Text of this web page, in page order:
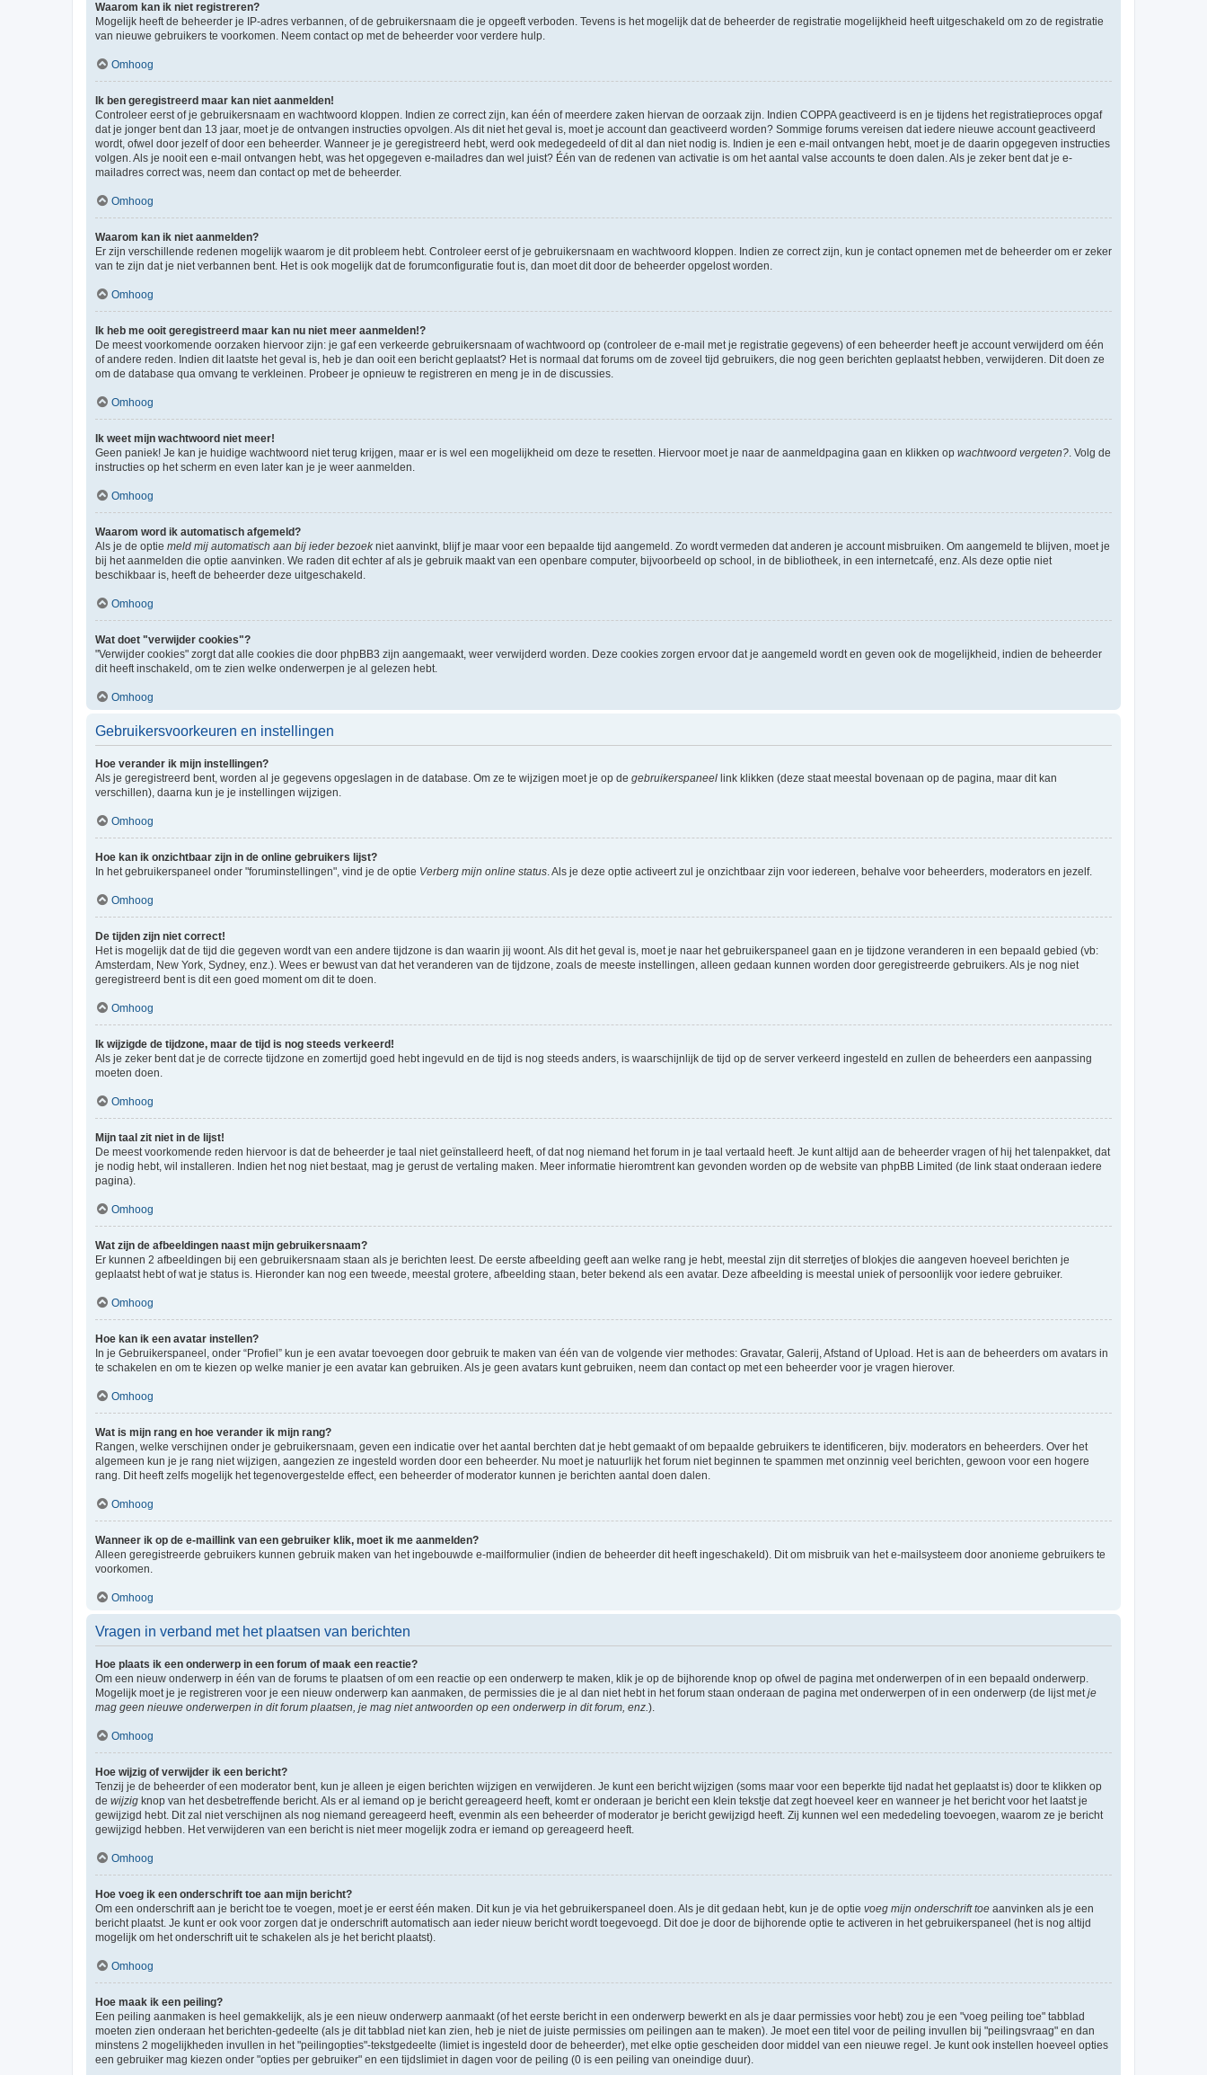
Waarom kan ik niet registreren?
Mogelijk heeft de beheerder je IP-adres verbannen, of de gebruikersnaam die je opgeeft verboden. Tevens is het mogelijk dat de beheerder de registratie mogelijkheid heeft uitgeschakeld om zo de registratie
van nieuwe gebruikers te voorkomen. Neem contact op met de beheerder voor verdere hulp.
Omhoog
Ik ben geregistreerd maar kan niet aanmelden!
Controleer eerst of je gebruikersnaam en wachtwoord kloppen. Indien ze correct zijn, kan één of meerdere zaken hiervan de oorzaak zijn. Indien COPPA geactiveerd is en je tijdens het registratieproces opgaf
dat je jonger bent dan 13 jaar, moet je de ontvangen instructies opvolgen. Als dit niet het geval is, moet je account dan geactiveerd worden? Sommige forums vereisen dat iedere nieuwe account geactiveerd
wordt, ofwel door jezelf of door een beheerder. Wanneer je je geregistreerd hebt, werd ook medegedeeld of dit al dan niet nodig is. Indien je een e-mail ontvangen hebt, moet je de daarin opgegeven instructies
volgen. Als je nooit een e-mail ontvangen hebt, was het opgegeven e-mailadres dan wel juist? Één van de redenen van activatie is om het aantal valse accounts te doen dalen. Als je zeker bent dat je e-
mailadres correct was, neem dan contact op met de beheerder.
Omhoog
Waarom kan ik niet aanmelden?
Er zijn verschillende redenen mogelijk waarom je dit probleem hebt. Controleer eerst of je gebruikersnaam en wachtwoord kloppen. Indien ze correct zijn, kun je contact opnemen met de beheerder om er zeker
van te zijn dat je niet verbannen bent. Het is ook mogelijk dat de forumconfiguratie fout is, dan moet dit door de beheerder opgelost worden.
Omhoog
Ik heb me ooit geregistreerd maar kan nu niet meer aanmelden!?
De meest voorkomende oorzaken hiervoor zijn: je gaf een verkeerde gebruikersnaam of wachtwoord op (controleer de e-mail met je registratie gegevens) of een beheerder heeft je account verwijderd om één
of andere reden. Indien dit laatste het geval is, heb je dan ooit een bericht geplaatst? Het is normaal dat forums om de zoveel tijd gebruikers, die nog geen berichten geplaatst hebben, verwijderen. Dit doen ze
om de database qua omvang te verkleinen. Probeer je opnieuw te registreren en meng je in de discussies.
Omhoog
Ik weet mijn wachtwoord niet meer!
Geen paniek! Je kan je huidige wachtwoord niet terug krijgen, maar er is wel een mogelijkheid om deze te resetten. Hiervoor moet je naar de aanmeldpagina gaan en klikken op wachtwoord vergeten?. Volg de
instructies op het scherm en even later kan je je weer aanmelden.
Omhoog
Waarom word ik automatisch afgemeld?
Als je de optie meld mij automatisch aan bij ieder bezoekniet aanvinkt, blijf je maar voor een bepaalde tijd aangemeld. Zo wordt vermeden dat anderen je account misbruiken. Om aangemeld te blijven, moet je
bij het aanmelden die optie aanvinken. We raden dit echter af als je gebruik maakt van een openbare computer, bijvoorbeeld op school, in de bibliotheek, in een internetcafé, enz. Als deze optie niet
beschikbaar is, heeft de beheerder deze uitgeschakeld.
Omhoog
Wat doet "verwijder cookies"?
"Verwijder cookies" zorgt dat alle cookies die door phpBB3 zijn aangemaakt, weer verwijderd worden. Deze cookies zorgen ervoor dat je aangemeld wordt en geven ook de mogelijkheid, indien de beheerder
dit heeft inschakeld, om te zien welke onderwerpen je al gelezen hebt.
Omhoog
Gebruikersvoorkeuren en instellingen
Hoe verander ik mijn instellingen?
Als je geregistreerd bent, worden al je gegevens opgeslagen in de database. Om ze te wijzigen moet je op de gebruikerspaneel link klikken (deze staat meestal bovenaan op de pagina, maar dit kan
verschillen), daarna kun je je instellingen wijzigen.
Omhoog
Hoe kan ik onzichtbaar zijn in de online gebruikers lijst?
In het gebruikerspaneel onder "foruminstellingen", vind je de optie Verberg mijn online status. Als je deze optie activeert zul je onzichtbaar zijn voor iedereen, behalve voor beheerders, moderators en jezelf.
Omhoog
De tijden zijn niet correct!
Het is mogelijk dat de tijd die gegeven wordt van een andere tijdzone is dan waarin jij woont. Als dit het geval is, moet je naar het gebruikerspaneel gaan en je tijdzone veranderen in een bepaald gebied (vb:
Amsterdam, New York, Sydney, enz.). Wees er bewust van dat het veranderen van de tijdzone, zoals de meeste instellingen, alleen gedaan kunnen worden door geregistreerde gebruikers. Als je nog niet
geregistreerd bent is dit een goed moment om dit te doen.
Omhoog
Ik wijzigde de tijdzone, maar de tijd is nog steeds verkeerd!
Als je zeker bent dat je de correcte tijdzone en zomertijd goed hebt ingevuld en de tijd is nog steeds anders, is waarschijnlijk de tijd op de server verkeerd ingesteld en zullen de beheerders een aanpassing
moeten doen.
Omhoog
Mijn taal zit niet in de lijst!
De meest voorkomende reden hiervoor is dat de beheerder je taal niet geïnstalleerd heeft, of dat nog niemand het forum in je taal vertaald heeft. Je kunt altijd aan de beheerder vragen of hij het talenpakket, dat
je nodig hebt, wil installeren. Indien het nog niet bestaat, mag je gerust de vertaling maken. Meer informatie hieromtrent kan gevonden worden op de website van phpBB Limited (de link staat onderaan iedere
pagina).
Omhoog
Wat zijn de afbeeldingen naast mijn gebruikersnaam?
Er kunnen 2 afbeeldingen bij een gebruikersnaam staan als je berichten leest. De eerste afbeelding geeft aan welke rang je hebt, meestal zijn dit sterretjes of blokjes die aangeven hoeveel berichten je
geplaatst hebt of wat je status is. Hieronder kan nog een tweede, meestal grotere, afbeelding staan, beter bekend als een avatar. Deze afbeelding is meestal uniek of persoonlijk voor iedere gebruiker.
Omhoog
Hoe kan ik een avatar instellen?
In je Gebruikerspaneel, onder “Profiel” kun je een avatar toevoegen door gebruik te maken van één van de volgende vier methodes: Gravatar, Galerij, Afstand of Upload. Het is aan de beheerders om avatars in
te schakelen en om te kiezen op welke manier je een avatar kan gebruiken. Als je geen avatars kunt gebruiken, neem dan contact op met een beheerder voor je vragen hierover.
Omhoog
Wat is mijn rang en hoe verander ik mijn rang?
Rangen, welke verschijnen onder je gebruikersnaam, geven een indicatie over het aantal berchten dat je hebt gemaakt of om bepaalde gebruikers te identificeren, bijv. moderators en beheerders. Over het
algemeen kun je je rang niet wijzigen, aangezien ze ingesteld worden door een beheerder. Nu moet je natuurlijk het forum niet beginnen te spammen met onzinnig veel berichten, gewoon voor een hogere
rang. Dit heeft zelfs mogelijk het tegenovergestelde effect, een beheerder of moderator kunnen je berichten aantal doen dalen.
Omhoog
Wanneer ik op de e-maillink van een gebruiker klik, moet ik me aanmelden?
Alleen geregistreerde gebruikers kunnen gebruik maken van het ingebouwde e-mailformulier (indien de beheerder dit heeft ingeschakeld). Dit om misbruik van het e-mailsysteem door anonieme gebruikers te
voorkomen.
Omhoog
Vragen in verband met het plaatsen van berichten
Hoe plaats ik een onderwerp in een forum of maak een reactie?
Om een nieuw onderwerp in één van de forums te plaatsen of om een reactie op een onderwerp te maken, klik je op de bijhorende knop op ofwel de pagina met onderwerpen of in een bepaald onderwerp.
Mogelijk moet je je registreren voor je een nieuw onderwerp kan aanmaken, de permissies die je al dan niet hebt in het forum staan onderaan de pagina met onderwerpen of in een onderwerp (de lijst metje
mag geen nieuwe onderwerpen in dit forum plaatsen, je mag niet antwoorden op een onderwerp in dit forum, enz.).
Omhoog
Hoe wijzig of verwijder ik een bericht?
Tenzij je de beheerder of een moderator bent, kun je alleen je eigen berichten wijzigen en verwijderen. Je kunt een bericht wijzigen (soms maar voor een beperkte tijd nadat het geplaatst is) door te klikken op
de wijzig knop van het desbetreffende bericht. Als er al iemand op je bericht gereageerd heeft, komt er onderaan je bericht een klein tekstje dat zegt hoeveel keer en wanneer je het bericht voor het laatst je
gewijzigd hebt. Dit zal niet verschijnen als nog niemand gereageerd heeft, evenmin als een beheerder of moderator je bericht gewijzigd heeft. Zij kunnen wel een mededeling toevoegen, waarom ze je bericht
gewijzigd hebben. Het verwijderen van een bericht is niet meer mogelijk zodra er iemand op gereageerd heeft.
Omhoog
Hoe voeg ik een onderschrift toe aan mijn bericht?
Om een onderschrift aan je bericht toe te voegen, moet je er eerst één maken. Dit kun je via het gebruikerspaneel doen. Als je dit gedaan hebt, kun je de optie voeg mijn onderschrift toe aanvinken als je een
bericht plaatst. Je kunt er ook voor zorgen dat je onderschrift automatisch aan ieder nieuw bericht wordt toegevoegd. Dit doe je door de bijhorende optie te activeren in het gebruikerspaneel (het is nog altijd
mogelijk om het onderschrift uit te schakelen als je het bericht plaatst).
Omhoog
Hoe maak ik een peiling?
Een peiling aanmaken is heel gemakkelijk, als je een nieuw onderwerp aanmaakt (of het eerste bericht in een onderwerp bewerkt en als je daar permissies voor hebt) zou je een "voeg peiling toe" tabblad
moeten zien onderaan het berichten-gedeelte (als je dit tabblad niet kan zien, heb je niet de juiste permissies om peilingen aan te maken). Je moet een titel voor de peiling invullen bij "peilingsvraag" en dan
minstens 2 mogelijkheden invullen in het "peilingopties"-tekstgedeelte (limiet is ingesteld door de beheerder), met elke optie gescheiden door middel van een nieuwe regel. Je kunt ook instellen hoeveel opties
een gebruiker mag kiezen onder "opties per gebruiker" en een tijdslimiet in dagen voor de peiling (0 is een peiling van oneindige duur).